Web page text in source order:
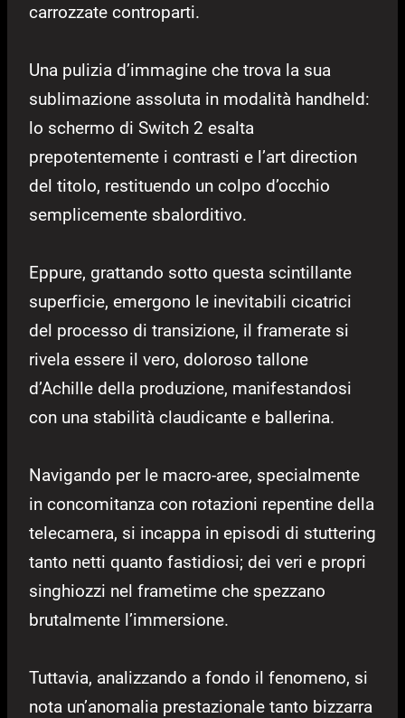
carrozzate controparti.
Una pulizia d’immagine che trova la sua
sublimazione assoluta in modalità handheld:
lo schermo di Switch 2 esalta
prepotentemente i contrasti e l’art direction
del titolo, restituendo un colpo d’occhio
semplicemente sbalorditivo.
Eppure, grattando sotto questa scintillante
superficie, emergono le inevitabili cicatrici
del processo di transizione, il framerate si
rivela essere il vero, doloroso tallone
d’Achille della produzione, manifestandosi
con una stabilità claudicante e ballerina.
Navigando per le macro-aree, specialmente
in concomitanza con rotazioni repentine della
telecamera, si incappa in episodi di stuttering
tanto netti quanto fastidiosi; dei veri e propri
singhiozzi nel frametime che spezzano
brutalmente l’immersione.
Tuttavia, analizzando a fondo il fenomeno, si
nota un’anomalia prestazionale tanto bizzarra